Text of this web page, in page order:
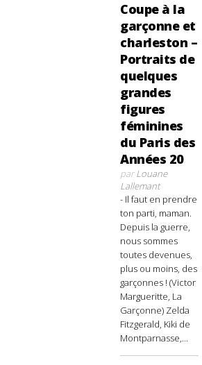
Coupe à la
garçonne et
charleston –
Portraits de
quelques
grandes
figures
féminines
du Paris des
Années 20
parLouane
Lallemant
- Il faut en prendre
ton parti, maman.
Depuis la guerre,
nous sommes
toutes devenues,
plus ou moins, des
garçonnes ! (Victor
Margueritte, La
Garçonne) Zelda
Fitzgerald, Kiki de
Montparnasse,...